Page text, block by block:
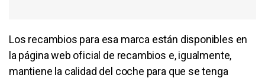
Los recambios para esa marca están disponibles en
la página web oficial de recambios e, igualmente,
mantiene la calidad del coche para que se tenga